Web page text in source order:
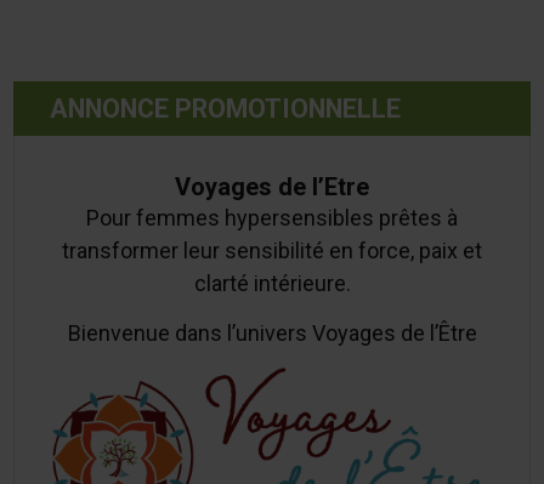
ANNONCE PROMOTIONNELLE
Voyages de l’Etre
Pour femmes hypersensibles prêtes à
transformer leur sensibilité en force, paix et
clarté intérieure.
Bienvenue dans l’univers Voyages de l’Être